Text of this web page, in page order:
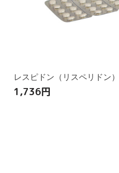
レスピドン（リスペリドン
1,736円